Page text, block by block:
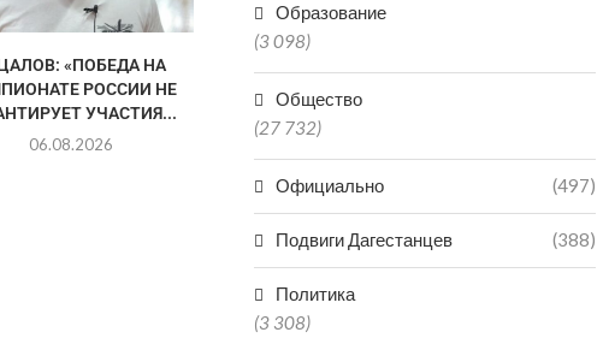
«ПОБЕДА НА
РОССИИ НЕ
УЧАСТИЯ...
06.08.2026
ПОБОРЕТСЯ ЗА
ЧЕМПИОНСКИЙ ПОЯС ЛИГИ
Образование
(3 098)
Общество
(27 732)
Официально (497)
Подвиги Дагестанцев (388)
Политика
(3 308)